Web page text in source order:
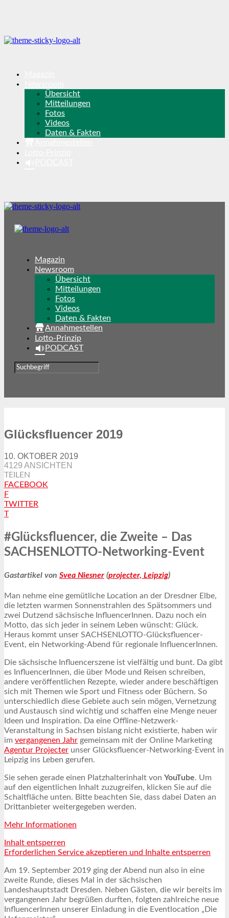
Übersicht
Mitteilungen
Fotos
Videos
Daten & Fakten
Magazin
Newsroom
Übersicht
Mitteilungen
Fotos
Videos
Daten & Fakten
Annahmestellen
Lotto-Prinzip
PODCAST
Glücksfluencer 2019
10. OKTOBER 2019
4129 ANSICHTEN
TEILEN
FACEBOOK
F
TWITTER
T
#Glücksfluencer, die Zweite – Das
SACHSENLOTTO-Networking-Event
Gastartikel von Svea Niesner (projecter, Leipzig)
Man nehme eine gemütliche Location an der Dresdner Elbe,
die letzten warmen Sonnenstrahlen des Spätsommers und
zwei Dutzend sächsische InfluencerInnen. Dazu noch ein
Motto, das sich jeder in seinem Leben wünscht: Glück.
Heraus kommt unser SACHSENLOTTO-Glücksfluencer-
Event, ein Networking-Abend für regionale InfluencerInnen.
Die sächsische Influencerszene ist vielfältig und bunt. Da gibt
es InfluencerInnen, die über Mode und Reisen schreiben,
andere veröffentlichen Rezepte, wieder andere beschäftigen
sich mit Themen wie Sport und Fitness oder Büchern. So
unterschiedlich diese Gebiete auch sein mögen, Vernetzung
und Austausch sind wichtig und schaffen eine Menge neuer
Ideen und Inspiration. Da eine Offline-Netzwerk-
Veranstaltung in Sachsen bislang nicht existierte, haben wir
im vergangenen Jahr gemeinsam mit der Online Marketing
Agentur Projecter unser Glücksfluencer-Networking-Event in
Leipzig ins Leben gerufen.
Sie sehen gerade einen Platzhalterinhalt von YouTube. Um
auf den eigentlichen Inhalt zuzugreifen, klicken Sie auf die
Schaltfläche unten. Bitte beachten Sie, dass dabei Daten an
Drittanbieter weitergegeben werden.
Mehr Informationen
Inhalt entsperren
Erforderlichen Service akzeptieren und Inhalte entsperren
Am 19. September 2019 ging der Abend nun also in eine
zweite Runde, dieses Mal in der sächsischen
Landeshauptstadt Dresden. Neben Gästen, die wir bereits im
vergangenen Jahr begrüßen durften, folgten zahlreiche neue
InfluencerInnen unserer Einladung in die Eventlocation „Die